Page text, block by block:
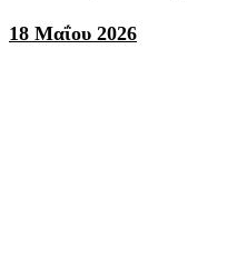
18 Μαΐου 2026